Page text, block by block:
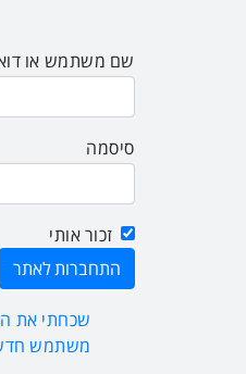
שם משתמש או
סיסמה
זכור אותי
שכחתי את
משתמש